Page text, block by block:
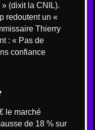
(dixit la CNIL).
redoutent un «
Thierry
: « Pas de
confiance
le marché
de 18 % sur